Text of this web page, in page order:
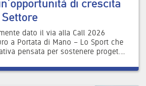
di crescita
dato il via alla Call 2026
a Portata di Mano – Lo Sport che
pensata per sostenere proget.…